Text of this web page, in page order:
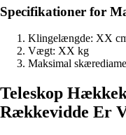
Specifikationer for
Klingelængde: XX
Vægt: XX kg
Maksimal
Teleskop
Rækkevidde Er